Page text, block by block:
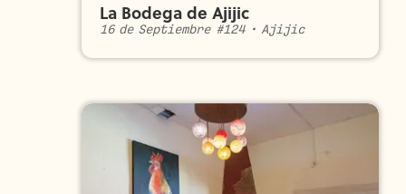
La Bodega de Ajijic
16 de Septiembre #124•Ajijic